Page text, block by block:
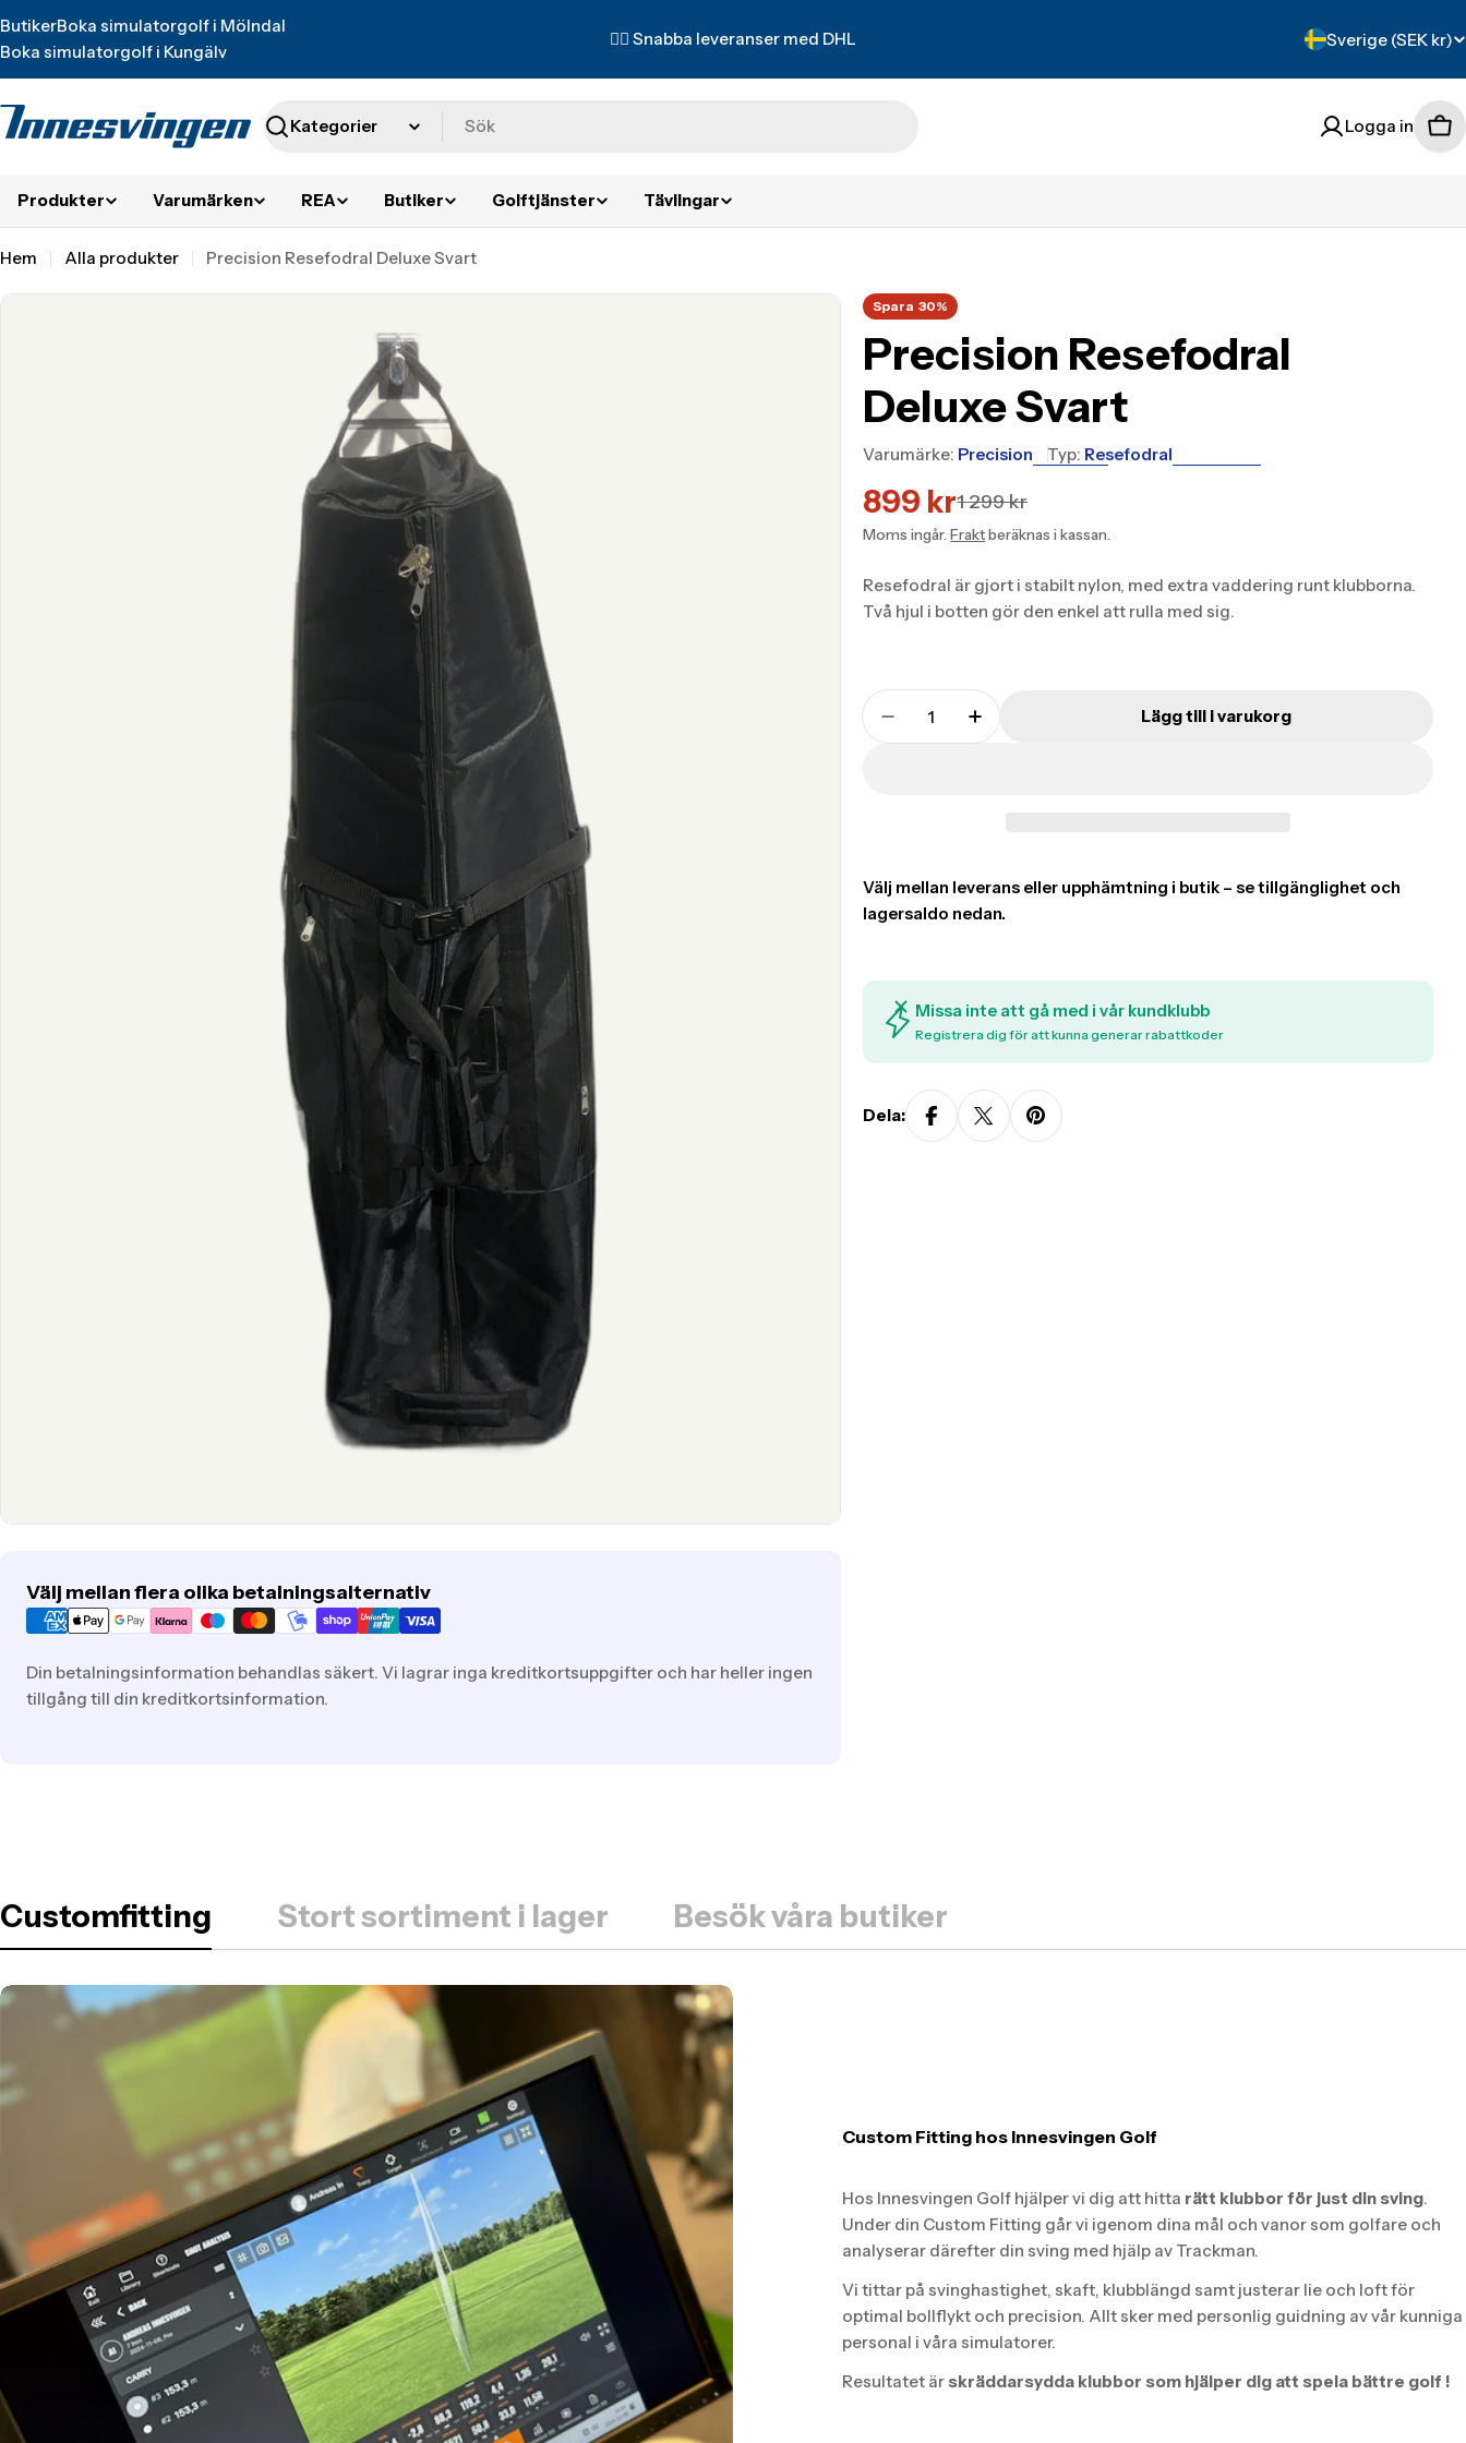
missing:
sv.accessibility.skip_to_text
ButikerBoka simulatorgolf i Mölndal
Boka simulatorgolf i Kungälv
✌🏼 Snabba leveranser med DHL Translation
missing:
Sverige (SEK kr)
Sök
Logga in
Produkter Varumärken REA Butiker Golftjänster Tävlingar
Hem Alla produkter Precision Resefodral Deluxe Svart
Translation
Translation missing: sv.products.product.media.open_media
Välj mellan flera olika betalningsalternativ
Translation
missing:
sv.general.payment.methods
Din betalningsinformation behandlas säkert. Vi lagrar inga kreditkortsuppgifter och har heller ingen
tillgång till din kreditkortsinformation.
Spara 30%
Precision Resefodral
Deluxe Svart
Varumärke: Precision Typ: Resefodral
Translation
missing:
sv.products.product.price.sale_price
899 kr
Translation
missing:
sv.products.product.price.regular_price
1 299 kr
Moms ingår.Fraktberäknas i kassan.
Resefodral är gjort i stabilt nylon, med extra vaddering runt klubborna.
Två hjul i botten gör den enkel att rulla med sig.
Translation
missing:Translation missing:
Translation missing:
Lägg till i varukorg
Missa inte att gå med i vår kundklubb
Registrera dig för att kunna generar rabattkoder
Dela:
Customfitting Stort sortiment i lager Besök våra butiker
Custom Fitting hos Innesvingen Golf
Hos Innesvingen Golf hjälper vi dig att hitta rätt klubbor för just din sving.
Under din Custom Fitting går vi igenom dina mål och vanor som golfare och
analyserar därefter din sving med hjälp av Trackman.
Vi tittar på svinghastighet, skaft, klubblängd samt justerar lie och loft för
optimal bollflykt och precision. Allt sker med personlig guidning av vår kunniga
personal i våra simulatorer.
Resultatet ärskräddarsydda klubbor som hjälper dig att spela bättre golf !